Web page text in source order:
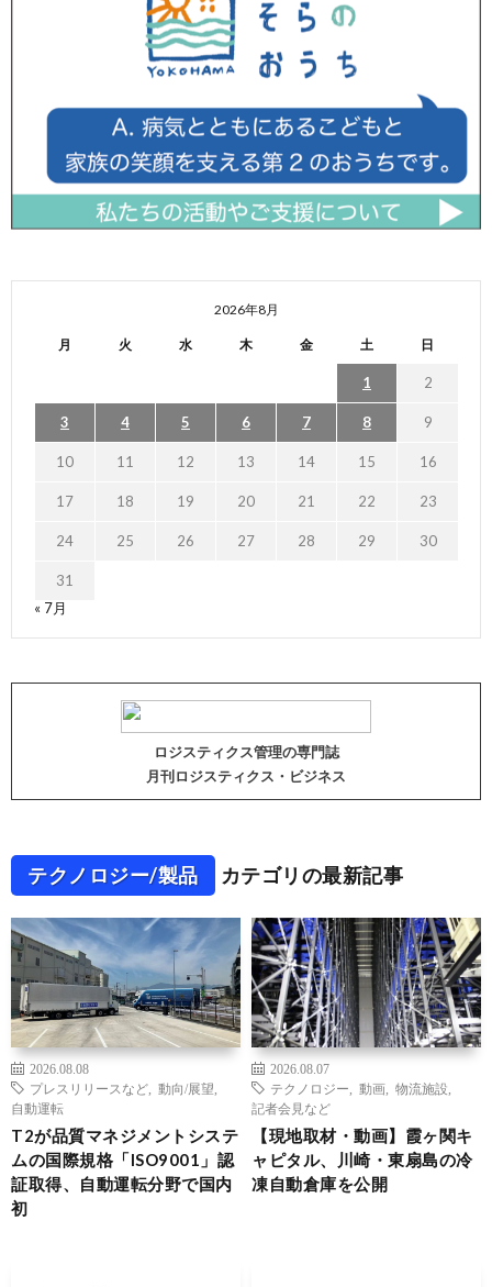
2026年8月
月 火 水 木 金 土 日
1 2
3 4 5 6 7 8 9
10 11 12 13 14 15 16
17 18 19 20 21 22 23
24 25 26 27 28 29 30
31
« 7月
ロジスティクス管理の専門誌
月刊ロジスティクス・ビジネス
テクノロジー/製品 カテゴリの最新記事
2026.08.08
プレスリリースなど
動向/展望
自動運転
T2が品質マネジメントシステ
ムの国際規格「ISO9001」認
証取得、自動運転分野で国内
初
2026.08.07
テクノロジー
動画 物流施設
記者会見など
【現地取材・動画】霞ヶ関キ
ャピタル、川崎・東扇島の冷
凍自動倉庫を公開